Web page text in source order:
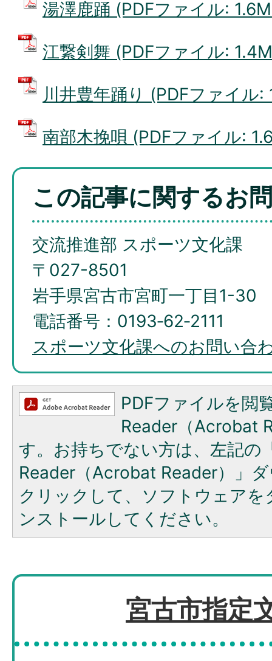
湯澤鹿踊 (PDFファイル:
江繋剣舞 (PDFファイル:
川井豊年踊り (PDFファイル:
南部木挽唄 (PDFファイル:
この記事に関するお
交流推進部 スポーツ文化課
〒027-8501
岩手県宮古市宮町一丁目1-30
電話番号：0193‐62‐2111
スポーツ文化課へのお問い合
PDFファイルを閲
Reader（Acrobat
す。お持ちでない方は、左記の
Reader（Acrobat Reader）」
クリックして、ソフトウェア
ンストールしてください。
宮古市指定